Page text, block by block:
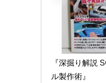
『深掘り解説
ル製作術』